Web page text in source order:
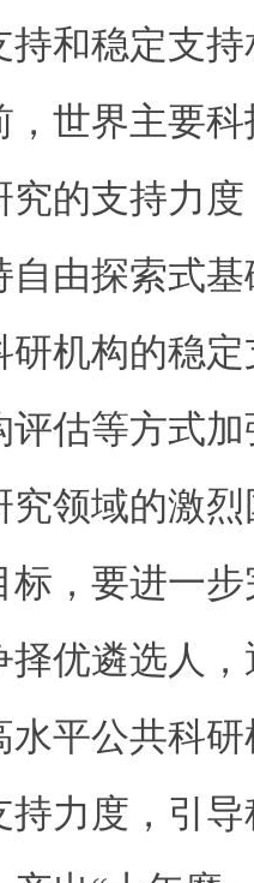
持和稳定支
，世界主要
究的支持力
自由探索式
研机构的稳
评估等方式
究领域的激
标，要进一
择优遴选人
水平公共科
持力度，引